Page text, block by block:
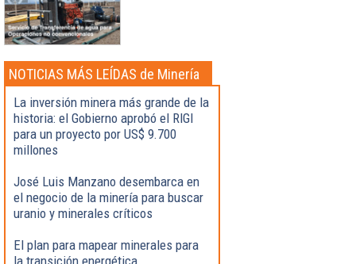
NOTICIAS MÁS LEÍDAS de Minería
La inversión minera más grande de la
historia: el Gobierno aprobó el RIGI
para un proyecto por US$ 9.700
millones
José Luis Manzano desembarca en
el negocio de la minería para buscar
uranio y minerales críticos
El plan para mapear minerales para
la transición energética